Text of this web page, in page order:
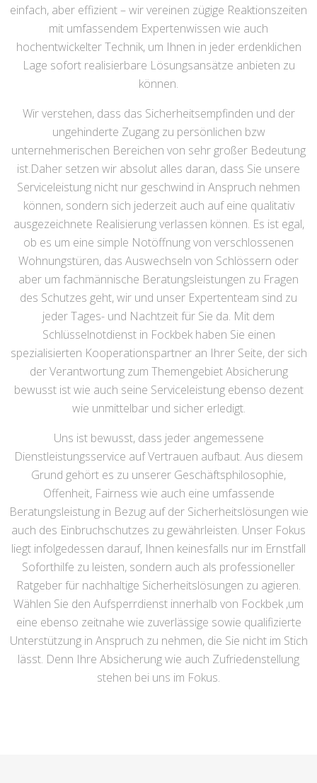
einfach, aber effizient – wir vereinen zügige Reaktionszeiten
mit umfassendem Expertenwissen wie auch
hochentwickelter Technik, um Ihnen in jeder erdenklichen
Lage sofort realisierbare Lösungsansätze anbieten zu
können.
Wir verstehen, dass das Sicherheitsempfinden und der
ungehinderte Zugang zu persönlichen bzw
unternehmerischen Bereichen von sehr großer Bedeutung
ist.Daher setzen wir absolut alles daran, dass Sie unsere
Serviceleistung nicht nur geschwind in Anspruch nehmen
können, sondern sich jederzeit auch auf eine qualitativ
ausgezeichnete Realisierung verlassen können. Es ist egal,
ob es um eine simple Notöffnung von verschlossenen
Wohnungstüren, das Auswechseln von Schlössern oder
aber um fachmännische Beratungsleistungen zu Fragen
des Schutzes geht, wir und unser Expertenteam sind zu
jeder Tages- und Nachtzeit für Sie da. Mit dem
Schlüsselnotdienst in Fockbek haben Sie einen
spezialisierten Kooperationspartner an Ihrer Seite, der sich
der Verantwortung zum Themengebiet Absicherung
bewusst ist wie auch seine Serviceleistung ebenso dezent
wie unmittelbar und sicher erledigt.
Uns ist bewusst, dass jeder angemessene
Dienstleistungsservice auf Vertrauen aufbaut. Aus diesem
Grund gehört es zu unserer Geschäftsphilosophie,
Offenheit, Fairness wie auch eine umfassende
Beratungsleistung in Bezug auf der Sicherheitslösungen wie
auch des Einbruchschutzes zu gewährleisten. Unser Fokus
liegt infolgedessen darauf, Ihnen keinesfalls nur im Ernstfall
Soforthilfe zu leisten, sondern auch als professioneller
Ratgeber für nachhaltige Sicherheitslösungen zu agieren.
Wählen Sie den Aufsperrdienst innerhalb von Fockbek ,um
eine ebenso zeitnahe wie zuverlässige sowie qualifizierte
Unterstützung in Anspruch zu nehmen, die Sie nicht im Stich
lässt. Denn Ihre Absicherung wie auch Zufriedenstellung
stehen bei uns im Fokus.